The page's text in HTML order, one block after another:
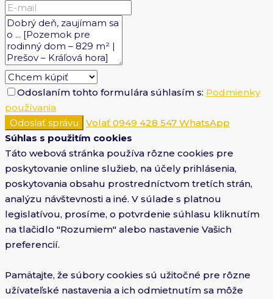
Odoslaním tohto formulára súhlasím s: Podmienky
používania
Odoslať správu
Volať 0949 428 547 WhatsApp
Súhlas s použitím cookies
Táto webová stránka používa rôzne cookies pre
poskytovanie online služieb, na účely prihlásenia,
poskytovania obsahu prostredníctvom tretích strán,
analýzu návštevnosti a iné. V súlade s platnou
legislatívou, prosíme, o potvrdenie súhlasu kliknutím
na tlačidlo "Rozumiem" alebo nastavenie Vašich
preferencií.
Pamätajte, že súbory cookies sú užitočné pre rôzne
užívateľské nastavenia a ich odmietnutím sa môže